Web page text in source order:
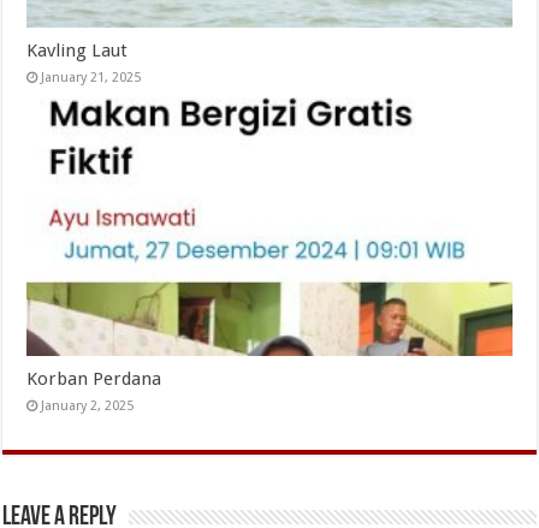
Kavling Laut
January 21, 2025
Korban Perdana
January 2, 2025
Leave a Reply